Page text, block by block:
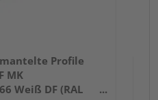
Profile
MK
Weiß DF (RAL